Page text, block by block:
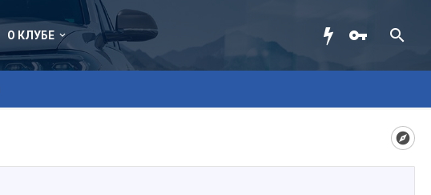
О КЛУБЕ